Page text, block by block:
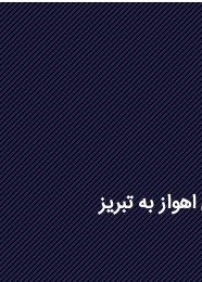
به تبریز